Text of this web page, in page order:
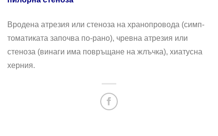
Вродена атрезия или стеноза на хранопровода (симп­
томатиката започва по-рано), чревна атрезия или
стеноза (ви­наги има повръщане на жлъчка), хиатусна
херния.